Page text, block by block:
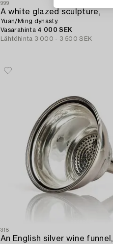
999
A white glazed sculpture,
Yuan/Ming dynasty.
Vasarahinta 4 000 SEK
Lähtöhinta 3 000 - 3 500 SEK
318
An English silver wine funnel,